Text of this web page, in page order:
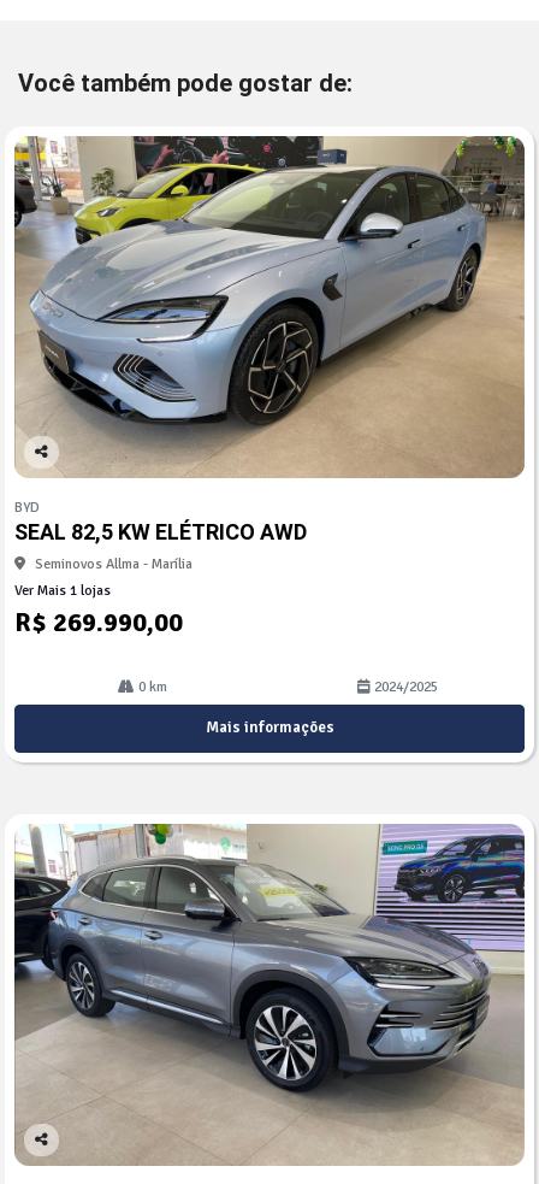
Você também pode gostar de:
Co
arti
lhe
BYD
SEAL 82,5 KW ELÉTRICO AWD
Seminovos Allma - Marília
Ver Mais 1 lojas
R$ 269.990,00
0 km 2024/2025
Mais informações
Co